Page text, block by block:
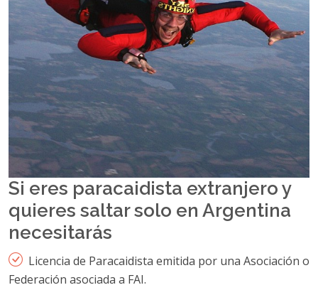
Si eres paracaidista extranjero y
quieres saltar solo en Argentina
necesitarás
Licencia de Paracaidista emitida por una Asociación o
Federación asociada a FAI.